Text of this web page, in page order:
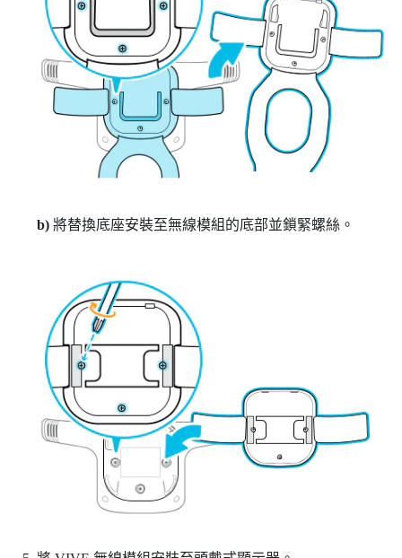
b)將替換底座安裝至無線模組的底部並鎖緊螺絲。